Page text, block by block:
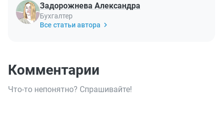
Задорожнева Александра
Бухгалтер
Все статьи автора
Комментарии
Что-то непонятно? Спрашивайте!